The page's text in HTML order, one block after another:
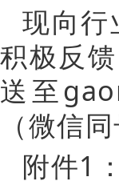
现向行
积极反
送至
（微信同
附件1